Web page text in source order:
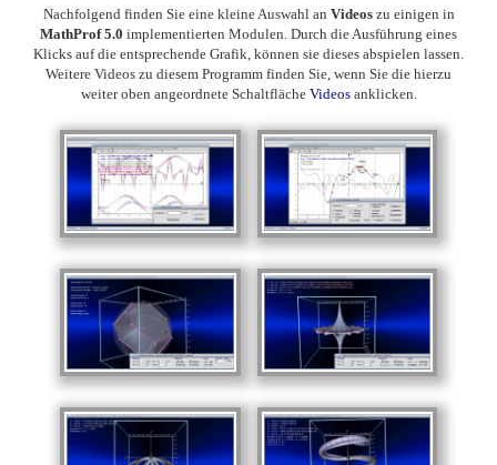
Nachfolgend finden Sie eine kleine Auswahl an Videos zu einigen in
MathProf 5.0 implementierten Modulen. Durch die Ausführung eines
Klicks auf die entsprechende Grafik, können sie dieses abspielen lassen.
Weitere Videos zu diesem Programm finden Sie, wenn Sie die hierzu
weiter oben angeordnete Schaltfläche Videosanklicken.